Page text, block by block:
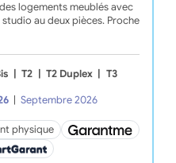
logements meublés avec
au deux pièces. Proche
T2 T2 Duplex T3
Septembre 2026
physique